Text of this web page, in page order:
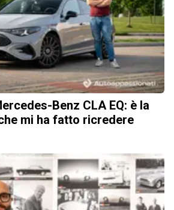
Benz CLA EQ: è la
mi ha fatto ricredere